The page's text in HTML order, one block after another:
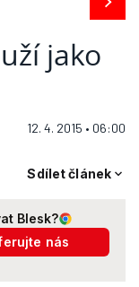
12. 4. 2015 • 06:00
Sdílet článek
Blesk?
nás